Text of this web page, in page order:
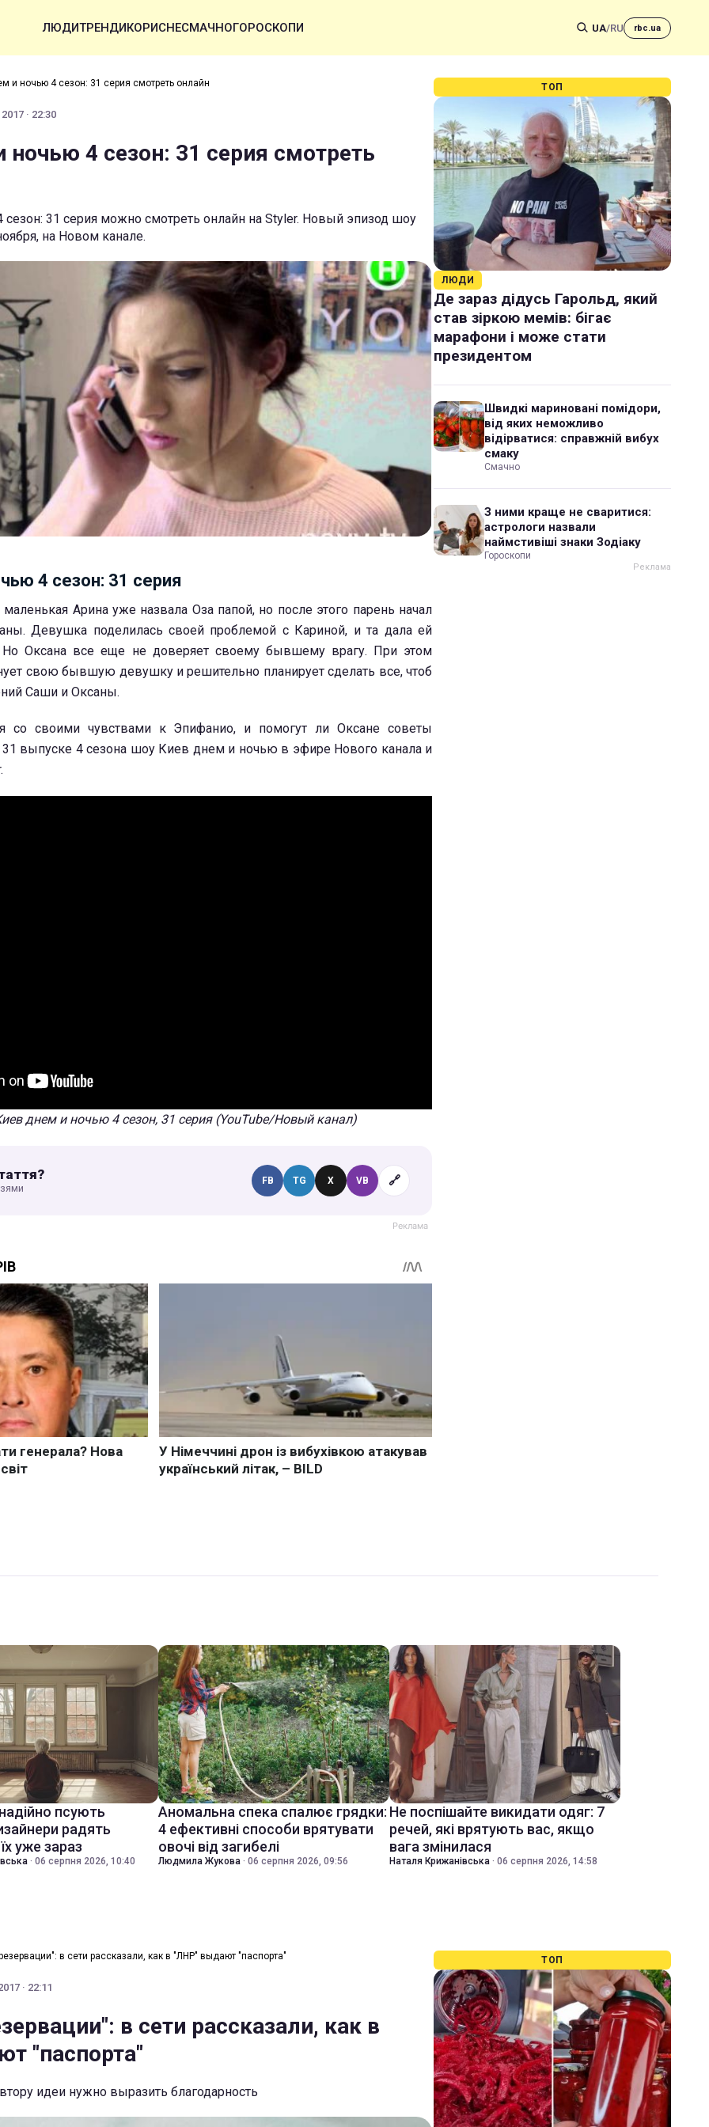
ЛЮДИТРЕНДИКОРИСНЕСМАЧНОГОРОСКОПИ UA/RU rbc.ua
и ночью 4 сезон: 31 серия смотреть онлайн
· 22:30
4 сезон: 31 серия смотреть
31 серия можно смотреть онлайн на Styler. Новый эпизод шоу
на Новом канале.
4 сезон: 31 серия
Арина уже назвала Оза папой, но после этого парень начал
Девушка поделилась своей проблемой с Кариной, и та дала ей
Но Оксана все еще не доверяет своему бывшему врагу. При этом
свою бывшую девушку и решительно планирует сделать все, чтоб
Саши и Оксаны.
со своими чувствами к Эпифанио, и помогут ли Оксане советы
выпуске 4 сезона шоу Киев днем и ночью в эфире Нового канала и
днем и ночью 4 сезон, 31 серия (YouTube/Новый канал)
FB TG X VB 🔗
ТОП
ЛЮДИ
Де зараз дідусь Гарольд, який
став зіркою мемів: бігає
марафони і може стати
президентом
Швидкі мариновані помідори,
від яких неможливо
відірватися: справжній вибух
смаку
Смачно
З ними краще не сваритися:
астрологи назвали
наймстивіші знаки Зодіаку
Гороскопи
псують
радять
уже зараз
· 06 серпня 2026, 10:40
Аномальна спека спалює грядки:
4 ефективні способи врятувати
овочі від загибелі
Людмила Жукова · 06 серпня 2026, 09:56
Не поспішайте викидати одяг: 7
речей, які врятують вас, якщо
вага змінилася
Наталя Крижанівська · 06 серпня 2026, 14:58
в сети рассказали, как в "ЛНР" выдают "паспорта"
· 22:11
в сети рассказали, как в
"паспорта"
идеи нужно выразить благодарность
ТОП